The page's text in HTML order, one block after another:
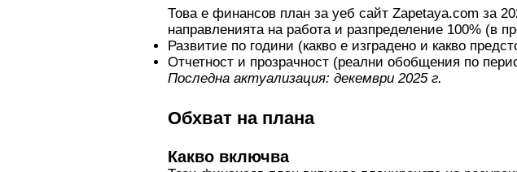
Това е финансов план за уеб сайт Zapetaya.com за
направленията на работа и разпределение 100% (в
Развитие по години (какво е изградено и какво
Отчетност и прозрачност (реални обобщения по
Последна актуализация: декември 2025 г.
Обхват на плана
Какво включва